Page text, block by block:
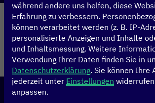
Durchgeführt von
Rechtliche Hinweise Datenschutz
© 2026 BMZ Digital.Global
während andere uns helfen, diese
Erfahrung zu verbessern.
können verarbeitet werden (z. B. IP-
personalisierte Anzeigen und Inhalte
und Inhaltsmessung. Weitere
Verwendung Ihrer Daten finden Sie in
Datenschutzerklärung. Sie können Ihre
jederzeit unter Einstellungen
anpassen.